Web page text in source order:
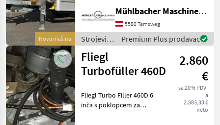
Nova mašina
Fahrgestell - gekröpfte
Achse - zul. Gesamtgewicht
8.000kg (entspricht 7.000kg
Achslast zzgl. 1.000kg
Mühlbacher Maschinen GmbH
5580 Tamsweg
Strojevi
za
đubrenje,
gnojenje i
navodnjavanje
Premium Plus prodavac
Fliegl
Turbofüller 460D
2.860
€
sa 20% PDV-
a
2.383,33 €
neto
Fliegl Turbo Filler 460D 6
inča s poklopcem za